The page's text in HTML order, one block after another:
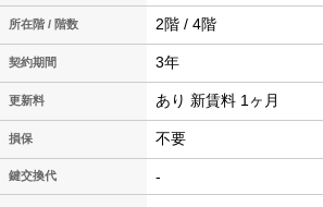
所在階 / 階数 2階 / 4階
契約期間 3年
更新料 あり 新賃料 1ヶ月
損保 不要
鍵交換代 -